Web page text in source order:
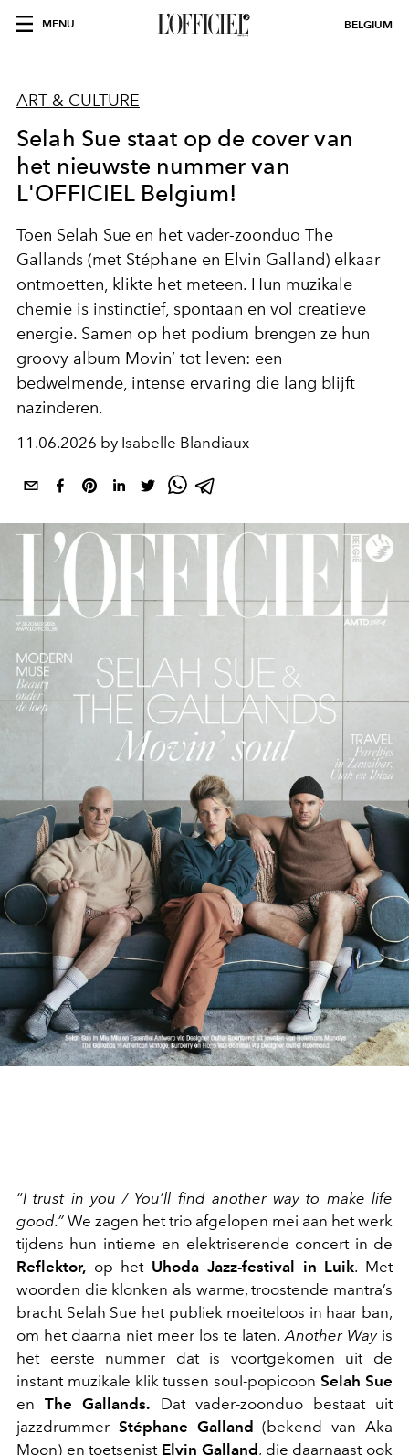
MENU BELGIUM
ART & CULTURE
Selah Sue staat op de cover van
het nieuwste nummer van
L'OFFICIEL Belgium!
Toen Selah Sue en het vader-zoonduo The
Gallands (met Stéphane en Elvin Galland) elkaar
ontmoetten, klikte het meteen. Hun muzikale
chemie is instinctief, spontaan en vol creatieve
energie. Samen op het podium brengen ze hun
groovy album Movin’ tot leven: een
bedwelmende, intense ervaring die lang blijft
nazinderen.
11.06.2026 by Isabelle Blandiaux
“I trust in you / You’ll find another way to make life
good.” We zagen het trio afgelopen mei aan het werk
tijdens hun intieme en elektriserende concert in de
Reflektor, op het Uhoda Jazz-festival in Luik. Met
woorden die klonken als warme, troostende mantra’s
bracht Selah Sue het publiek moeiteloos in haar ban,
om het daarna niet meer los te laten. Another Wayis
het eerste nummer dat is voortgekomen uit de
instant muzikale klik tussen soul-popicoonSelah Sue
enThe Gallands. Dat vader-zoonduo bestaat uit
jazzdrummer Stéphane Galland(bekend van Aka
Moon) en toetsenist Elvin Galland, die daarnaast ook